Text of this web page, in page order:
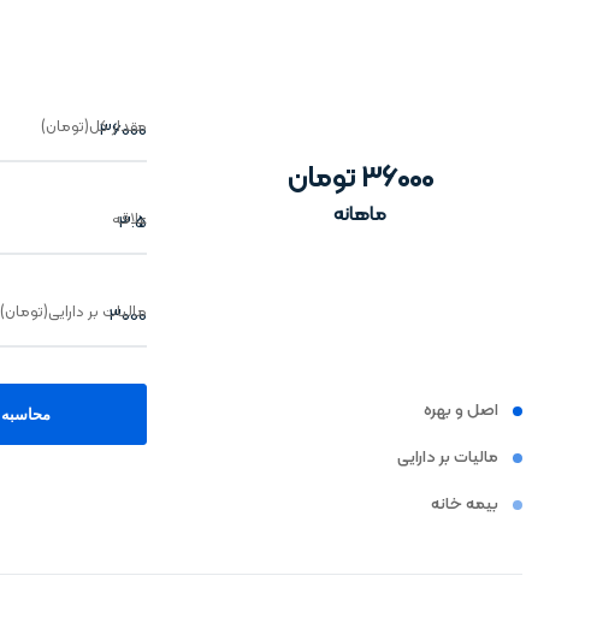
36000تومان
ماهانه
اصل و بهره
مالیات بر دارایی
بیمه خانه
مقدار کل(تومان)
علاقه
مالیات بر دارایی(تومان)
محاسبه